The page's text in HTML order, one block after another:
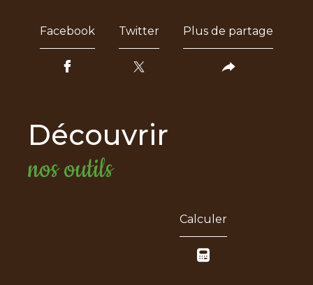
Facebook Twitter Plus de partage
découvrir
nos outils
Calculer